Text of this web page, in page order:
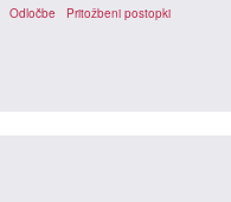
Odločbe Pritožbeni postopki